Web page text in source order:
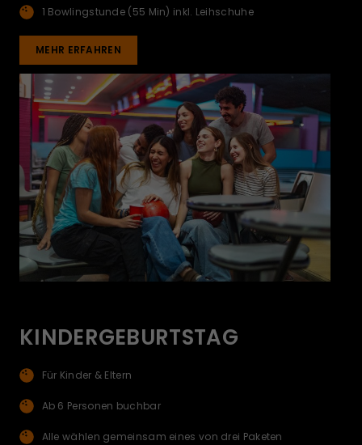
1 Bowlingstunde (55 Min) inkl. Leihschuhe
MEHR ERFAHREN
KINDERGEBURTSTAG
Für Kinder & Eltern
Ab 6 Personen buchbar
Alle wählen gemeinsam eines von drei Paketen